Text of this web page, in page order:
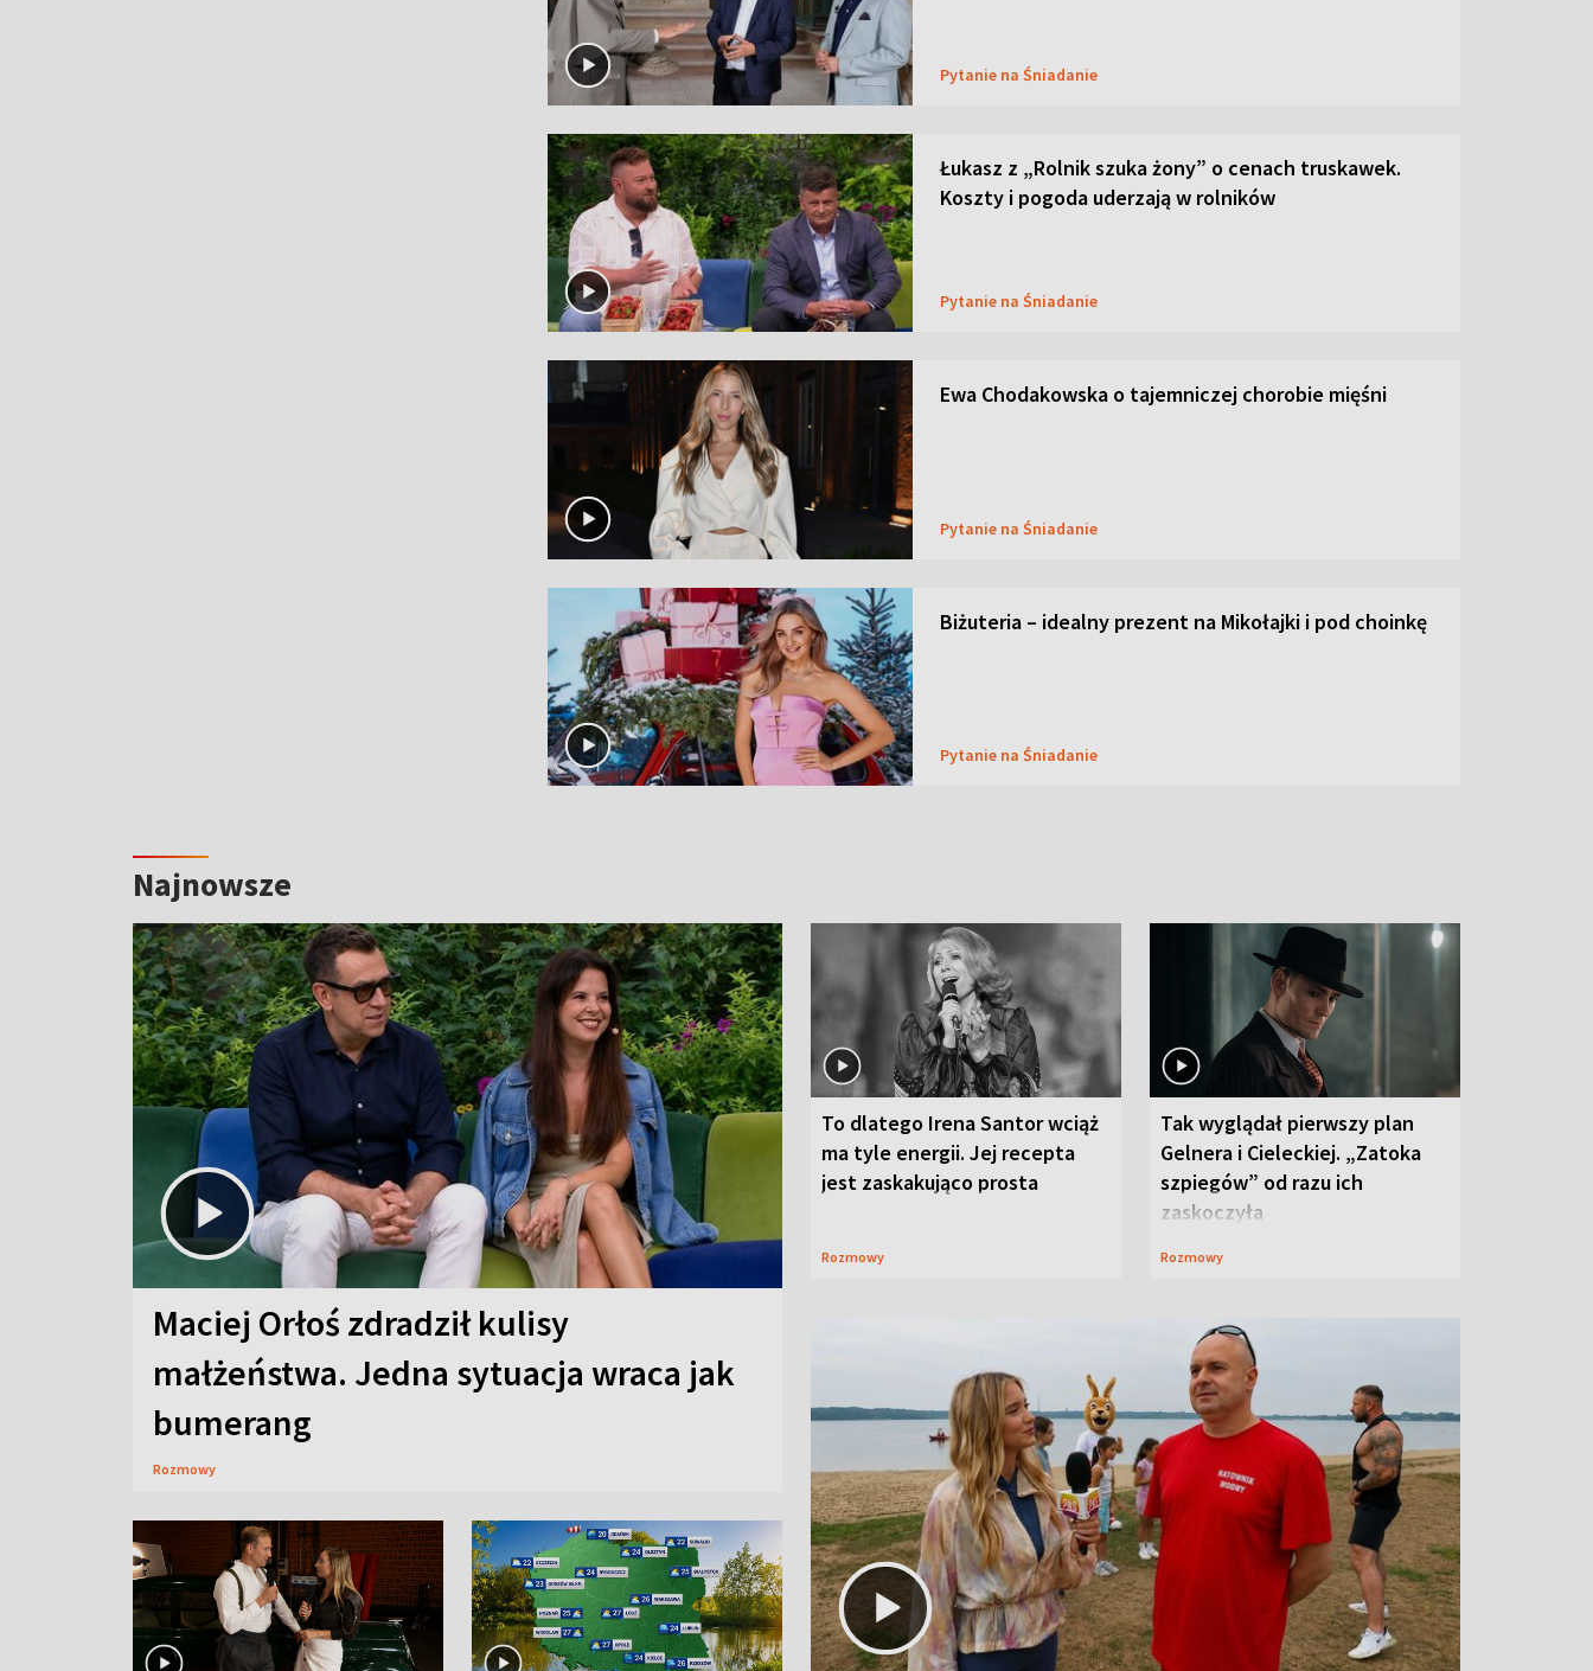
Pytanie na Śniadanie
Łukasz z „Rolnik szuka żony” o cenach truskawek.
Koszty i pogoda uderzają w rolników
Pytanie na Śniadanie
Ewa Chodakowska o tajemniczej chorobie mięśni
Pytanie na Śniadanie
Biżuteria – idealny prezent na Mikołajki i pod choinkę
Pytanie na Śniadanie
Najnowsze
Maciej Orłoś zdradził kulisy
małżeństwa. Jedna sytuacja wraca jak
bumerang
Rozmowy
To dlatego Irena Santor wciąż
ma tyle energii. Jej recepta
jest zaskakująco prosta
Rozmowy
Tak wyglądał pierwszy plan
Gelnera i Cieleckiej. „Zatoka
szpiegów” od razu ich
zaskoczyła
Rozmowy